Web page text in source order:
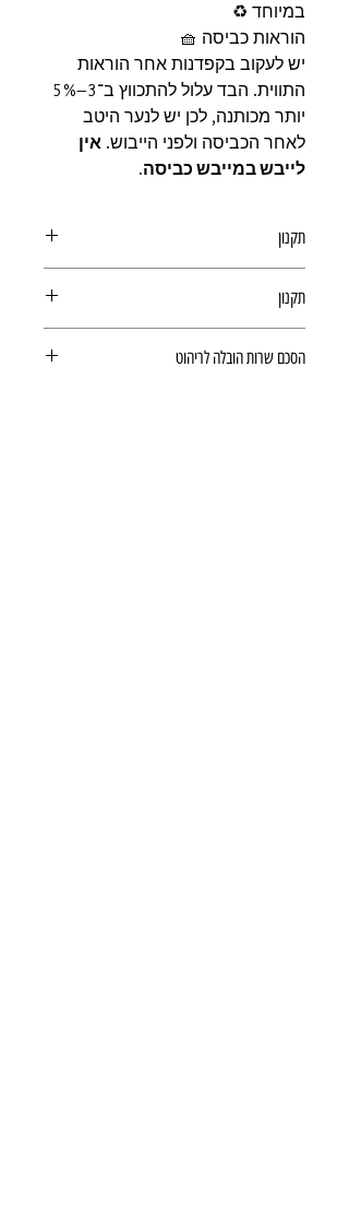
במיוחד ♻️
הוראות כביסה 🧺
יש לעקוב בקפדנות אחר הוראות
התווית. הבד עלול להתכווץ ב־3–5%
יותר מכותנה, לכן יש לנער היטב
לאחר הכביסה ולפני הייבוש. אין
לייבש במייבש כביסה.
תקנון
תקנון
הסכם שרות הובלה לריהוט